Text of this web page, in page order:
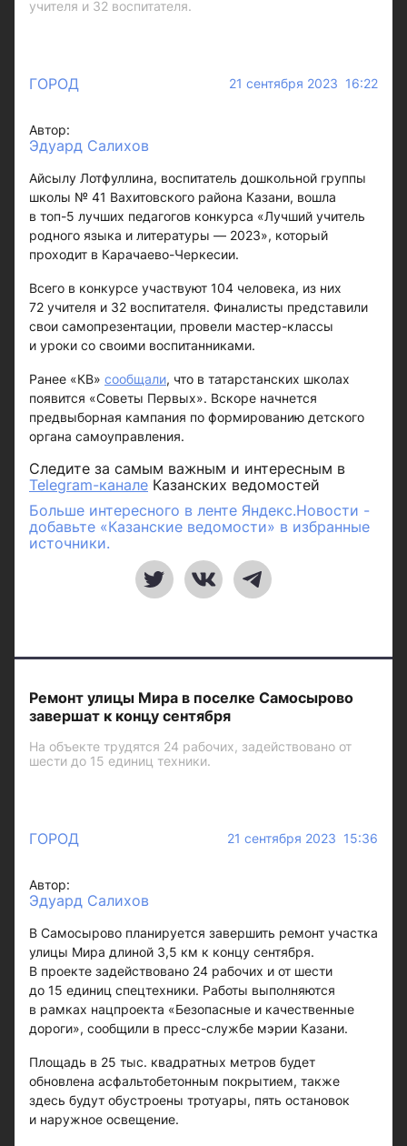
учителя и 32 воспитателя.
ГОРОД 21 сентября 2023 16:22
Автор:
Эдуард Салихов
Айсылу Лотфуллина, воспитатель дошкольной группы
школы № 41 Вахитовского района Казани, вошла
в топ-5 лучших педагогов конкурса «Лучший учитель
родного языка и литературы — 2023», который
проходит в Карачаево-Черкесии.
Всего в конкурсе участвуют 104 человека, из них
72 учителя и 32 воспитателя. Финалисты представили
свои самопрезентации, провели мастер-классы
и уроки со своими воспитанниками.
Ранее «КВ» сообщали, что в татарстанских школах
появится «Советы Первых». Вскоре начнется
предвыборная кампания по формированию детского
органа самоуправления.
Следите за самым важным и интересным в
Telegram-канале Казанских ведомостей
Больше интересного в ленте Яндекс.Новости -
добавьте «Казанские ведомости» в избранные
источники.
Ремонт улицы Мира в поселке Самосырово
завершат к концу сентября
На объекте трудятся 24 рабочих, задействовано от
шести до 15 единиц техники.
ГОРОД 21 сентября 2023 15:36
Автор:
Эдуард Салихов
В Самосырово планируется завершить ремонт участка
улицы Мира длиной 3,5 км к концу сентября.
В проекте задействовано 24 рабочих и от шести
до 15 единиц спецтехники. Работы выполняются
в рамках нацпроекта «Безопасные и качественные
дороги», сообщили в пресс-службе мэрии Казани.
Площадь в 25 тыс. квадратных метров будет
обновлена асфальтобетонным покрытием, также
здесь будут обустроены тротуары, пять остановок
и наружное освещение.